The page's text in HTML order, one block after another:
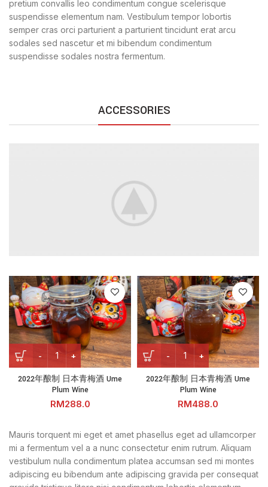
pretium convallis leo condimentum congue scelerisque
suspendisse elementum nam. Vestibulum tempor lobortis
semper cras orci parturient a parturient tincidunt erat arcu
sodales sed nascetur et mi bibendum condimentum
suspendisse sodales nostra fermentum.
ACCESSORIES
2022年酿制 日本青梅酒 Ume Plum Wine quantity
2022年酿制 日本青梅酒 Ume
Plum Wine
RM
2022年酿制 日本青梅酒
2022年酿制 日本青梅酒 Ume
Plum Wine
RM
Mauris torquent mi eget et amet phasellus eget ad ullamcorper
mi a fermentum vel a a nunc consectetur enim rutrum. Aliquam
vestibulum nulla condimentum platea accumsan sed mi montes
adipiscing eu bibendum ante adipiscing gravida per consequat